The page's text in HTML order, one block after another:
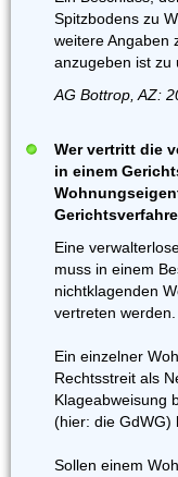
Spitzbodens zu
weitere Angaben
anzugeben ist zu
AG Bottrop, AZ:
Wer vertritt die
in einem
Eine
muss in einem
nichtklagenden
vertreten werden.
Ein einzelner
Rechtsstreit als
Klageabweisung
(hier: die GdWG)
Sollen einem